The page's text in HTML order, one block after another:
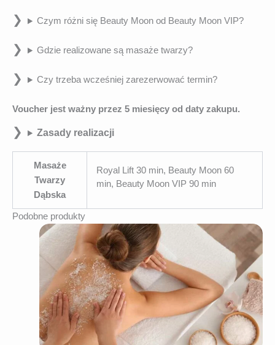
Czym różni się Beauty Moon od Beauty Moon VIP?
Gdzie realizowane są masaże twarzy?
Czy trzeba wcześniej zarezerwować termin?
Voucher jest ważny przez 5 miesięcy od daty zakupu.
Zasady realizacji
Masaże
Twarzy
Dąbska
Royal Lift 30 min, Beauty Moon 60
min, Beauty Moon VIP 90 min
Podobne produkty